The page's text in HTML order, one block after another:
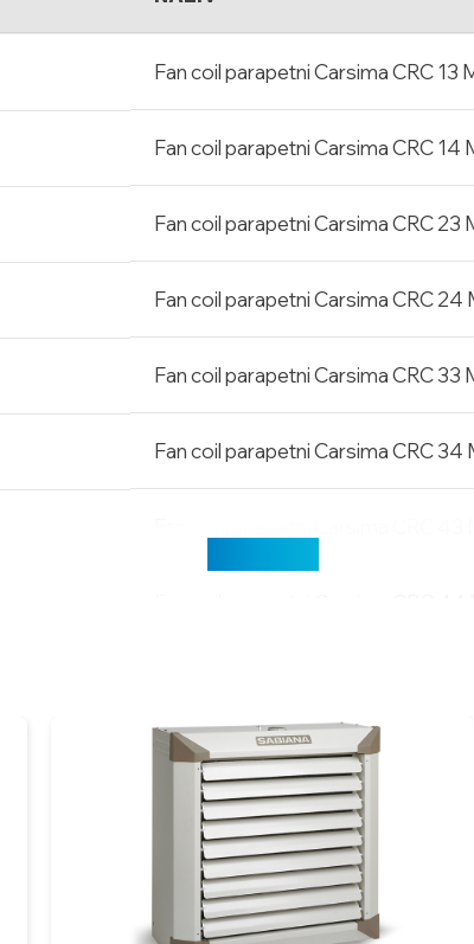
Fan coil parapetni Carsima CRC
Fan coil parapetni Carsima CRC
Fan coil parapetni Carsima CRC
Fan coil parapetni Carsima CRC
Fan coil parapetni Carsima CRC
Fan coil parapetni Carsima CRC
Fan coil parapetni Carsima CRC
Fan coil parapetni Carsima CRC
Fan coil parapetni Carsima CRC